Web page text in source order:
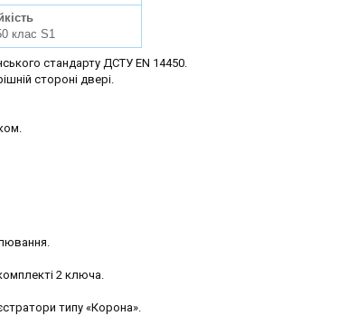
клас S1
стандарту ДСТУ EN 14450.
стороні двері.
2 ключа.
типу «Корона».